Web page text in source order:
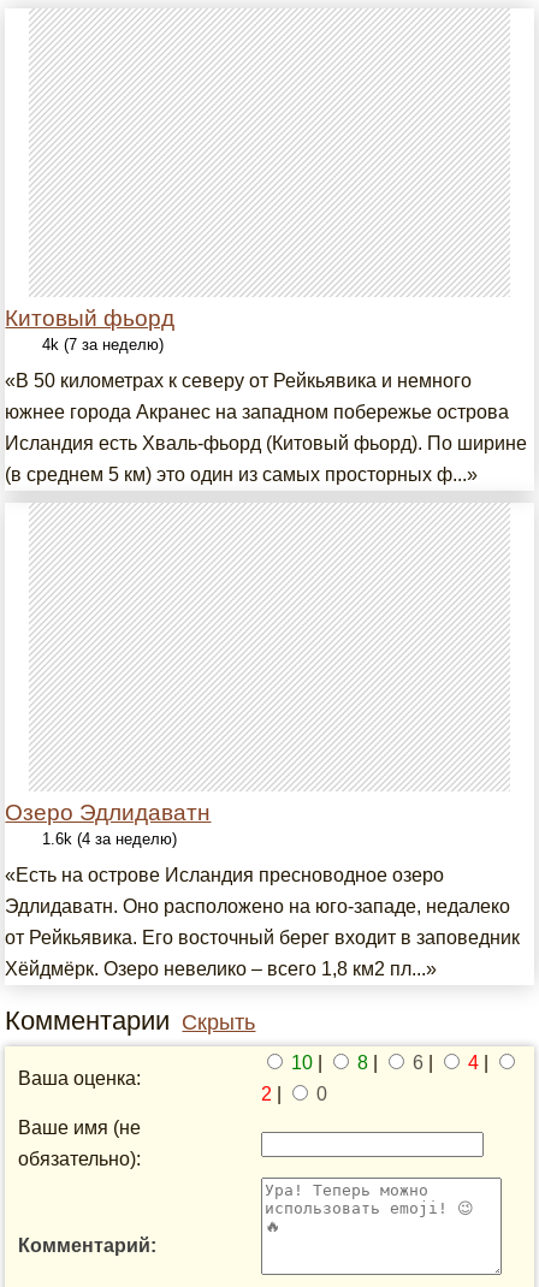
Китовый фьорд
4k (7 за неделю)
«В 50 километрах к северу от Рейкьявика и немного
южнее города Акранес на западном побережье острова
Исландия есть Хваль-фьорд (Китовый фьорд). По ширине
(в среднем 5 км) это один из самых просторных ф...»
Озеро Эдлидаватн
1.6k (4 за неделю)
«Есть на острове Исландия пресноводное озеро
Эдлидаватн. Оно расположено на юго-западе, недалеко
от Рейкьявика. Его восточный берег входит в заповедник
Хёйдмёрк. Озеро невелико – всего 1,8 км2 пл...»
Комментарии Скрыть
Ваша оценка:
10 8 6 4
2
0
Ваше имя (не
обязательно):
Комментарий: